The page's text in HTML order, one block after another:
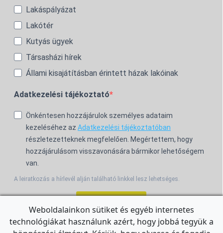
Lakáspályázat
Lakótér
Kutyás ügyek
Társasházi hírek
Állami kisajátításban érintett házak lakóinak
Adatkezelési tájékoztató
Önkéntesen hozzájárulok személyes adataim
kezeléséhez az Adatkezelési tájékoztatóban
részletezetteknek megfelelően. Megértettem, hogy
hozzájárulásom visszavonására bármikor lehetőségem
van.
A leiratkozás a hírlevél alján található linkkel lesz lehetséges.
For the English Newsletter, clickHERE.
Weboldalainkon sütiket és egyéb internetes
technológiákat használunk azért, hogy jobbá tegyük a